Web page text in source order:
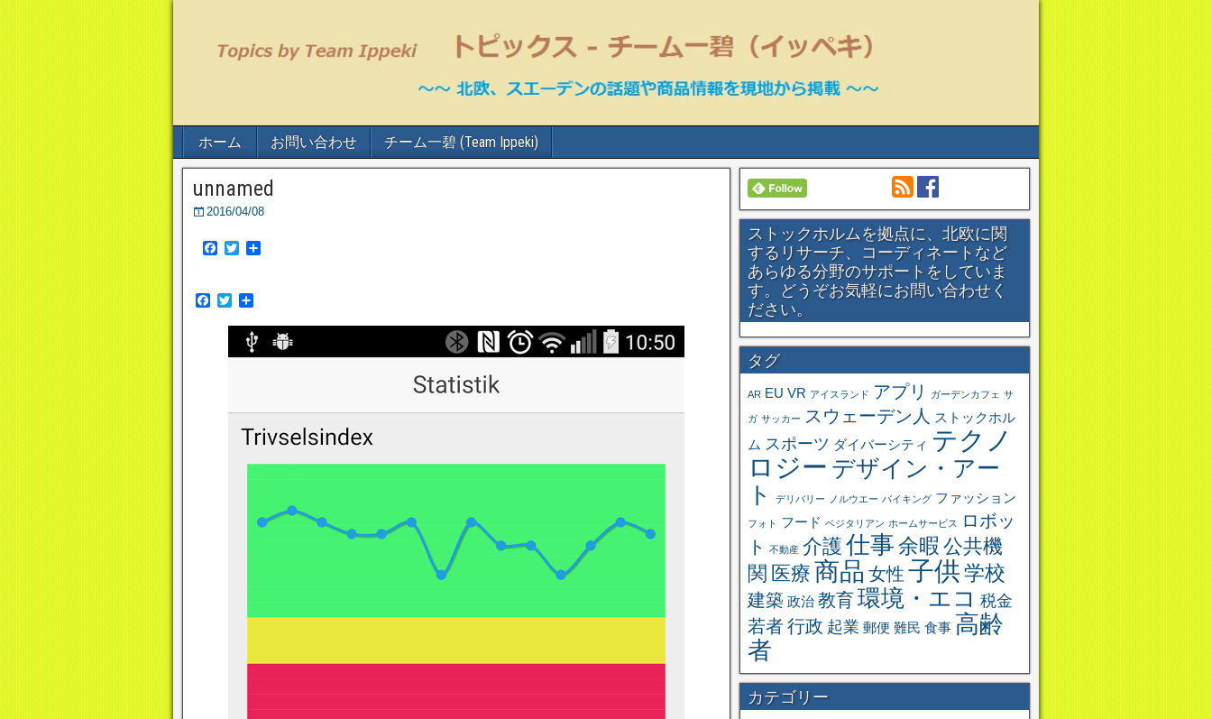
ホーム お問い合わせ チーム一碧 (Team Ippeki)
unnamed
2016/04/08
F
e
b
T
t
t
F
T
i
t
ストックホルムを拠点に、北欧に関
するリサーチ、コーディネートなど
あらゆる分野のサポートをしていま
す。どうぞお気軽にお問い合わせく
ださい。
タグ
AR EU VR アイスランド アプリ ガーデンカフェ サ
ガ サッカー スウェーデン人 ストックホル
ム スポーツ ダイバーシティ テクノ
ロジー デザイン・アー
ト
デリバリー ノルウエー バイキング ファッション
フォト フード ベジタリアン ホームサービス
ロボッ
ト
不動産 介護 仕事余暇 公共機
関 医療 商品 女性 子供学校
建築 政治 教育 環境・エコ 税金
若者 行政 起業 郵便 難民 食事 高齢
者
カテゴリー